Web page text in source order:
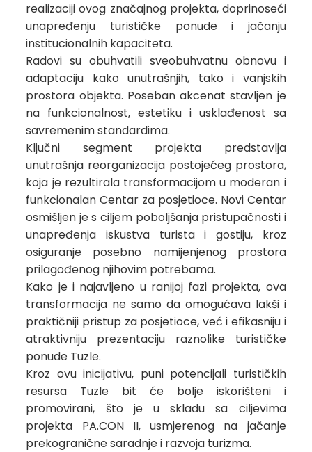
realizaciji ovog značajnog projekta, doprinoseći
unapređenju turističke ponude i jačanju
institucionalnih kapaciteta.
Radovi su obuhvatili sveobuhvatnu obnovu i
adaptaciju kako unutrašnjih, tako i vanjskih
prostora objekta. Poseban akcenat stavljen je
na funkcionalnost, estetiku i usklađenost sa
savremenim standardima.
Ključni segment projekta predstavlja
unutrašnja reorganizacija postojećeg prostora,
koja je rezultirala transformacijom u moderan i
funkcionalan Centar za posjetioce. Novi Centar
osmišljen je s ciljem poboljšanja pristupačnosti i
unapređenja iskustva turista i gostiju, kroz
osiguranje posebno namijenjenog prostora
prilagođenog njihovim potrebama.
Kako je i najavljeno u ranijoj fazi projekta, ova
transformacija ne samo da omogućava lakši i
praktičniji pristup za posjetioce, već i efikasniju i
atraktivniju prezentaciju raznolike turističke
ponude Tuzle.
Kroz ovu inicijativu, puni potencijali turističkih
resursa Tuzle bit će bolje iskorišteni i
promovirani, što je u skladu sa ciljevima
projekta PA.CON II, usmjerenog na jačanje
prekogranične saradnje i razvoja turizma.